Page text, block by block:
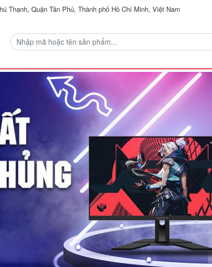
Thạnh, Quận Tân Phú, Thành phố Hồ Chí Minh, Việt Nam